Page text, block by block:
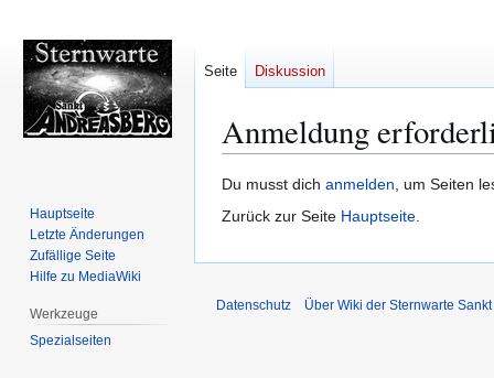
Anmeldung
Zur
Navigation
Zur
Suche
Du musst dich anmelden, um Seiten
Zurück zur Seite Hauptseite.
Seite Diskussion
Hauptseite
Letzte Änderungen
Zufällige Seite
Hilfe zu MediaWiki
Werkzeuge
Spezialseiten
Datenschutz Über Wiki der Sternwarte